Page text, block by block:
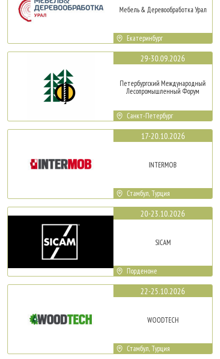
Мебель & Деревообработка Урал
Екатеринбург
29-30.09.2026
Петербургский Международный
Лесопромышленный Форум
Санкт-Петербург
17-20.10.2026
INTERMOB
Стамбул, Турция
20-23.10.2026
SICAM
Порденоне
22-25.10.2026
WOODTECH
Стамбул, Турция